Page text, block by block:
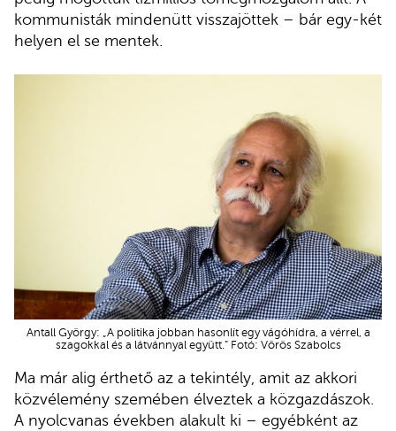
kommunisták mindenütt visszajöttek – bár egy-két
helyen el se mentek.
Antall György: „A politika jobban hasonlít egy vágóhídra, a vérrel, a
szagokkal és a látvánnyal együtt.” Fotó: Vörös Szabolcs
Ma már alig érthető az a tekintély, amit az akkori
közvélemény szemében élveztek a közgazdászok.
A nyolcvanas években alakult ki – egyébként az